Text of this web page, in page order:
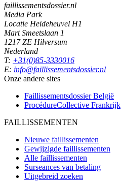
faillissementsdossier.nl
Media Park
Locatie Heideheuvel H1
Mart Smeetslaan 1
1217 ZE Hilversum
Nederland
T: +31(0)85-3330016
E: info@faillissementsdossier.nl
Onze andere sites
Faillissementsdossier België
ProcédureCollective Frankrijk
FAILLISSEMENTEN
Nieuwe faillissementen
Gewijzigde faillissementen
Alle faillissementen
Surseances van betaling
Uitgebreid zoeken